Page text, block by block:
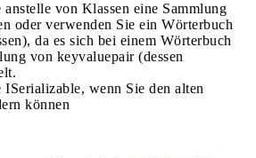
anstelle von Klassen eine Sammlung
oder verwenden Sie ein Wörterbuch
da es sich bei einem Wörterbuch
von keyvaluepair (dessen
ISerializable, wenn Sie den alten
können